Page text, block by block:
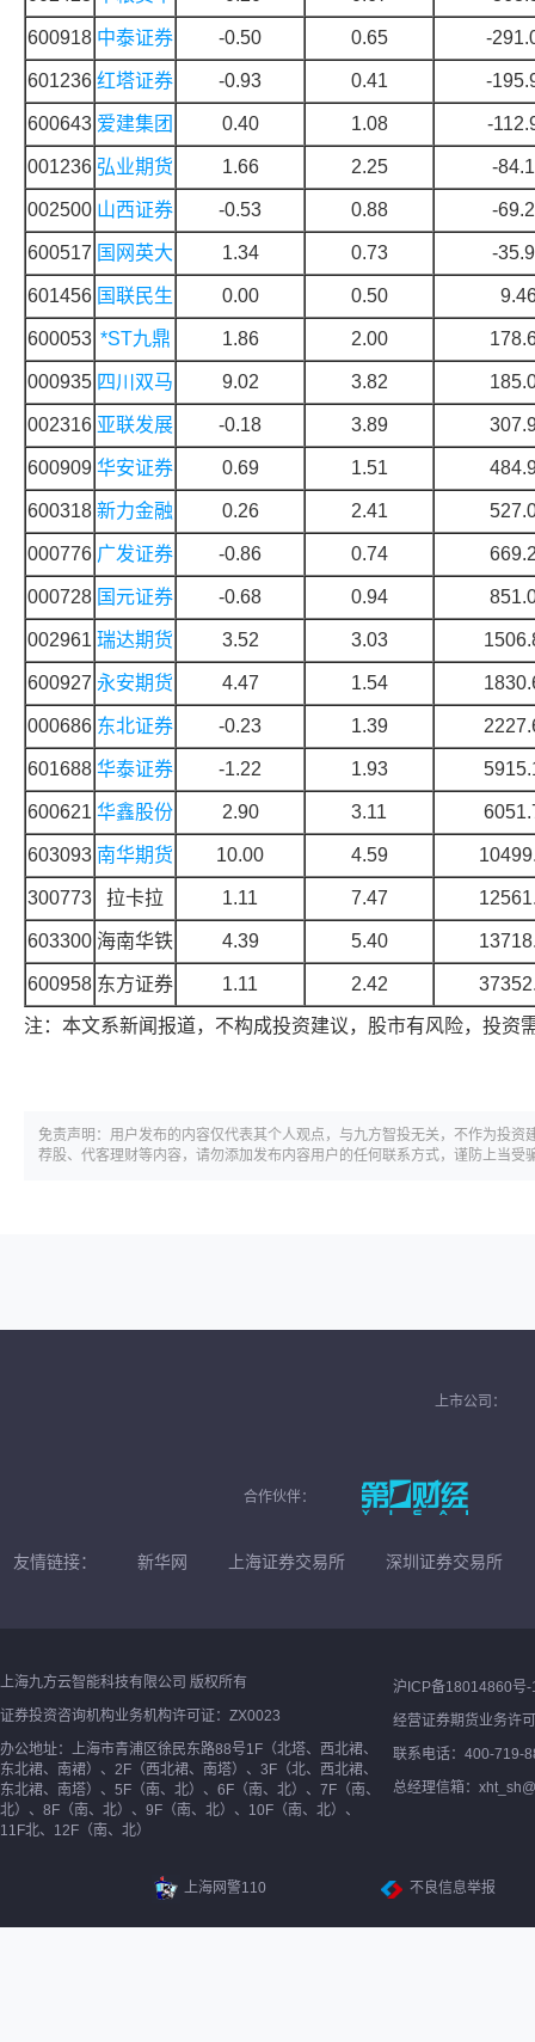
600918 中泰证券 -0.50 0.65 -
601236 红塔证券 -0.93 0.41 -
600643 爱建集团 0.40 1.08 -
001236 弘业期货 1.66 2.25 -
002500 山西证券 -0.53 0.88 -
600517 国网英大 1.34 0.73 -
601456 国联民生 0.00 0.50
600053 *ST九鼎 1.86 2.00
000935 四川双马 9.02 3.82
002316 亚联发展 -0.18 3.89
600909 华安证券 0.69 1.51
600318 新力金融 0.26 2.41
000776 广发证券 -0.86 0.74
000728 国元证券 -0.68 0.94
002961 瑞达期货 3.52 3.03
600927 永安期货 4.47 1.54
000686 东北证券 -0.23 1.39
601688 华泰证券 -1.22 1.93
600621 华鑫股份 2.90 3.11
603093 南华期货 10.00 4.59
300773 拉卡拉 1.11 7.47
603300 海南华铁 4.39 5.40
600958 东方证券 1.11 2.42
注：本文系新闻报道，不构成投资建议，股市有风险，投资
免责声明：用户发布的内容仅代表其个人观点，与九方智投无关，不作为投
荐股、代客理财等内容，请勿添加发布内容用户的任何联系方式，谨防上当受
上市公司：
合作伙伴：
友情链接： 新华网 上海证券交易所 深圳证券交易所
上海九方云智能科技有限公司 版权所有
证券投资咨询机构业务机构许可证：ZX0023
办公地址：上海市青浦区徐民东路88号1F（北塔、西北裙、
东北裙、南裙）、2F（西北裙、南塔）、3F（北、西北裙、
东北裙、南塔）、5F（南、北）、6F（南、北）、7F（南、
北）、8F（南、北）、9F（南、北）、10F（南、北）、
11F北、12F（南、北）
沪ICP备18014860号-
经营证券期货业务许
联系电话：400-719-
总经理信箱：
上海网警110 不良信息举报